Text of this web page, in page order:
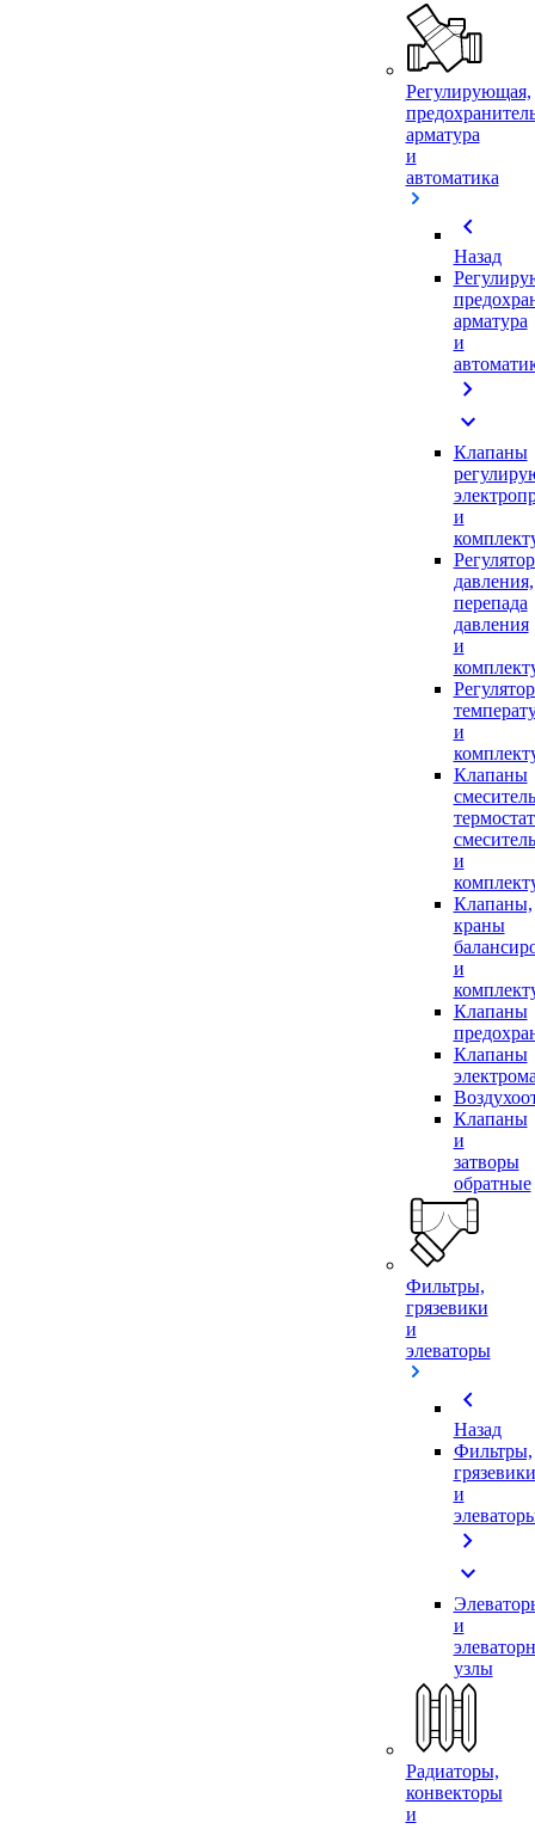
Регулирующая,
арматура
и
автоматика
chevron_left
Назад
арматура
и
chevron_right
expand_more
Клапаны
и
давления,
перепада
давления
и
и
Клапаны
и
Клапаны,
краны
и
Клапаны
Клапаны
Клапаны
и
затворы
обратные
Фильтры,
грязевики
и
элеваторы
chevron_left
Назад
Фильтры,
грязевики
и
chevron_right
expand_more
и
узлы
Радиаторы,
конвекторы
и